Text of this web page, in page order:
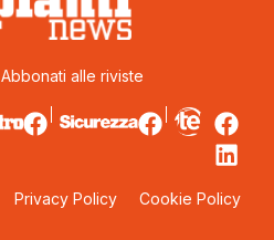
Abbonati alle riviste
Privacy Policy Cookie Policy